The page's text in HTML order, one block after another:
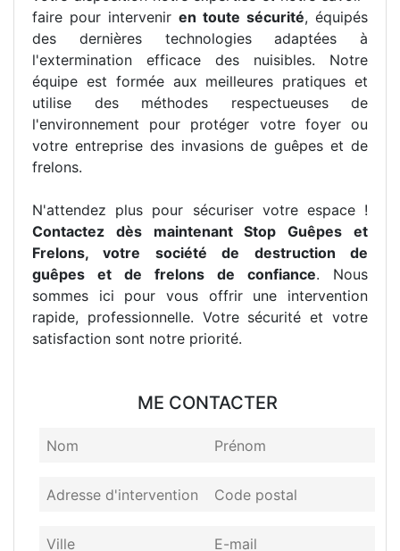
faire pour intervenir en toute sécurité, équipés
des dernières technologies adaptées à
l'extermination efficace des nuisibles. Notre
équipe est formée aux meilleures pratiques et
utilise des méthodes respectueuses de
l'environnement pour protéger votre foyer ou
votre entreprise des invasions de guêpes et de
frelons.
N'attendez plus pour sécuriser votre espace !
Contactez dès maintenant Stop Guêpes et
Frelons, votre société de destruction de
guêpes et de frelons de confiance. Nous
sommes ici pour vous offrir une intervention
rapide, professionnelle. Votre sécurité et votre
satisfaction sont notre priorité.
ME CONTACTER